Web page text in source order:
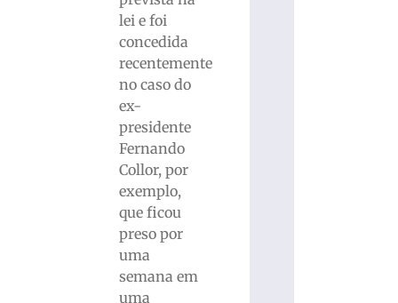
lei e foi
concedida
recentemente
no caso do
ex-
presidente
Fernando
Collor, por
exemplo,
que ficou
preso por
uma
semana em
uma